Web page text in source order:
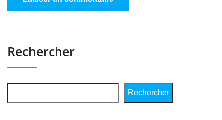
Rechercher
Rechercher